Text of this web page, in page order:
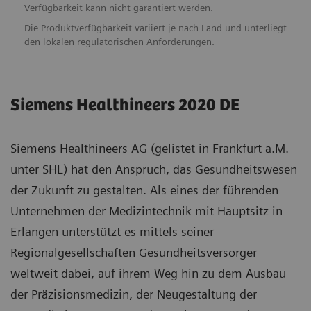
Verfügbarkeit kann nicht garantiert werden.
Die Produktverfügbarkeit variiert je nach Land und unterliegt
den lokalen regulatorischen Anforderungen.
Siemens Healthineers 2020 DE
Siemens Healthineers AG (gelistet in Frankfurt a.M.
unter SHL) hat den Anspruch, das Gesundheitswesen
der Zukunft zu gestalten. Als eines der führenden
Unternehmen der Medizintechnik mit Hauptsitz in
Erlangen unterstützt es mittels seiner
Regionalgesellschaften Gesundheitsversorger
weltweit dabei, auf ihrem Weg hin zu dem Ausbau
der Präzisionsmedizin, der Neugestaltung der